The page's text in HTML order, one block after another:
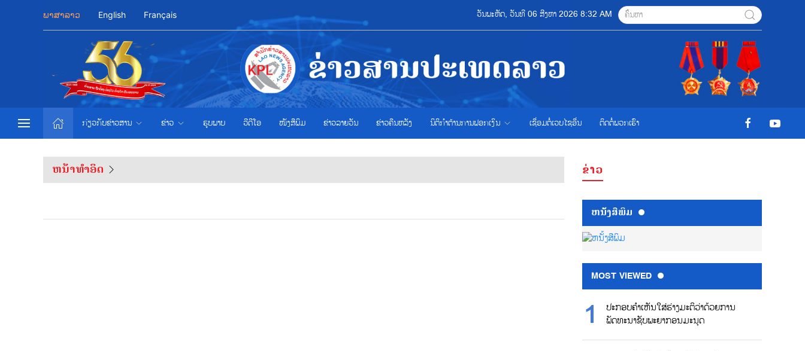
ພາສາລາວ English Français ວັນພະຫັດ, ວັນທີ 06 ສີງຫາ 2026 8:32 AM
ກ່ຽວກັບຂ່າວສານ ຂ່າວ ຮູບພາບ ວີດີໂອ ໜັງສືພິມ ຂ່າວ​ລາຍ​ວັນ ຂ່າວຄືນຫລັງ ນິຕິກຳຕ້ານການຟອກເງິນ ເຊື່ອມຕໍ່ເວບໄຊອ່ືນ ຕິດຕໍ່ພວກເຮົາ
ຫນ້າທຳອິດ ຂ່າວ
ຫນ້ັງສືພິມ
MOST VIEWED
ປະກອບຄຳເຫັນໃສ່ຮ່າງມະຕິວ່າດ້ວຍການ
ພັດທະນາຊັບພະຍາກອນມະນຸດ